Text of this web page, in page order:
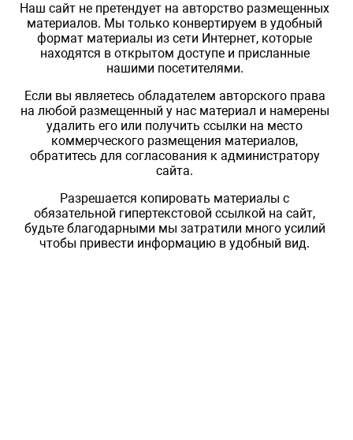
Наш сайт не претендует на авторство размещенных
материалов. Мы только конвертируем в удобный
формат материалы из сети Интернет, которые
находятся в открытом доступе и присланные
нашими посетителями.
Если вы являетесь обладателем авторского права
на любой размещенный у нас материал и намерены
удалить его или получить ссылки на место
коммерческого размещения материалов,
обратитесь для согласования к администратору
сайта.
Разрешается копировать материалы с
обязательной гипертекстовой ссылкой на сайт,
будьте благодарными мы затратили много усилий
чтобы привести информацию в удобный вид.